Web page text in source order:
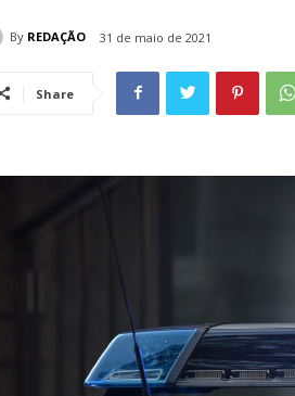
By REDAÇÃO 31 de maio de 2021
Share